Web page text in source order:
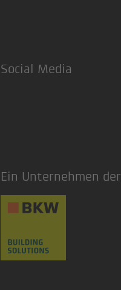
Social Media
Ein Unternehmen der